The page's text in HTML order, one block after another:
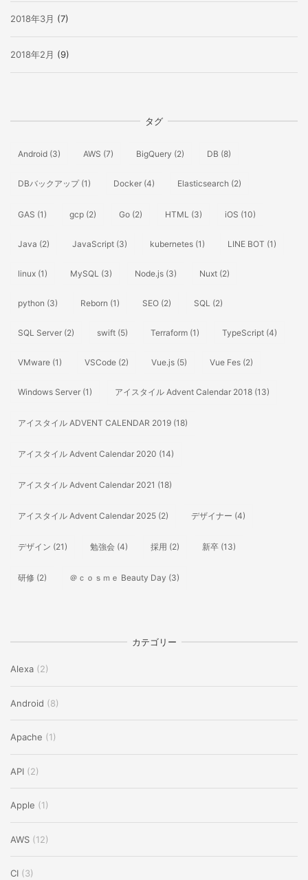
2018年3月 (7)
2018年2月 (9)
タグ
Android (3) AWS (7) BigQuery (2) DB (8)
DBバックアップ(1) Docker (4) Elasticsearch (2)
GAS (1) gcp (2) Go (2) HTML (3) iOS (10)
Java (2) JavaScript (3) kubernetes (1) LINE BOT (1)
linux (1) MySQL (3) Node.js (3) Nuxt (2)
python (3) Reborn (1) SEO (2) SQL (2)
SQL Server (2) swift (5) Terraform (1) TypeScript (4)
VMware (1) VSCode (2) Vue.js (5) Vue Fes (2)
Windows Server (1) アイスタイル Advent Calendar 2018 (13)
アイスタイル ADVENT CALENDAR 2019 (18)
アイスタイル Advent Calendar 2020 (14)
アイスタイル Advent Calendar 2021 (18)
アイスタイル Advent Calendar 2025 (2) デザイナー (4)
デザイン (21) 勉強会 (4) 採用 (2) 新卒 (13)
研修 (2) ＠ｃｏｓｍｅ Beauty Day (3)
カテゴリー
Alexa (2)
Android (8)
Apache (1)
API (2)
Apple (1)
AWS (12)
CI (3)